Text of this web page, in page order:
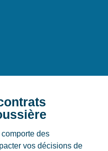
des
vos décisions de